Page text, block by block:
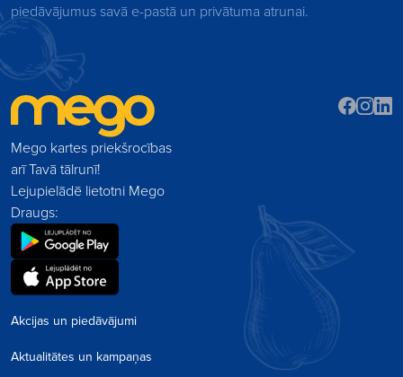
piedāvājumus savā e-pastā un privātuma atrunai.
Mego kartes priekšrocības
arī Tavā tālrunī!
Lejupielādē lietotni Mego
Draugs:
Akcijas un piedāvājumi
Aktualitātes un kampaņas